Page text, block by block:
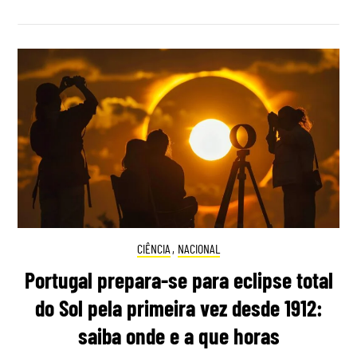
CIÊNCIA , NACIONAL
Portugal prepara-se para eclipse total
do Sol pela primeira vez desde 1912:
saiba onde e a que horas